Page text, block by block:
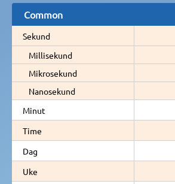
Common
Sekund
Millisekund
Mikrosekund
Nanosekund
Minut
Time
Dag
Uke